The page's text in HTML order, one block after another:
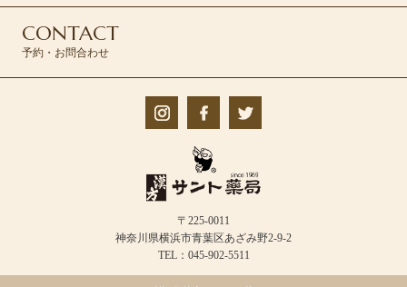
CONTACT
予約・お問合わせ
〒225-0011
神奈川県横浜市青葉区あざみ野2-9-2
TEL：045-902-5511